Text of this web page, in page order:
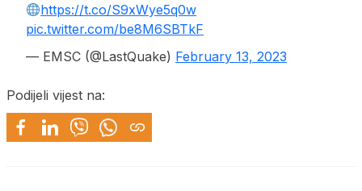
https://t.co/S9xWye5q0w
pic.twitter.com/be8M6SBTkF
— EMSC (@LastQuake) February 13, 2023
Podijeli vijest na: